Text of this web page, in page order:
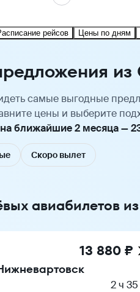
рейсов Цены по дням
самые выгодные
цены и выберите
ближайшие 2 месяца — 23
Скоро вылет
авиабилетов
13 880 ₽
2 ч